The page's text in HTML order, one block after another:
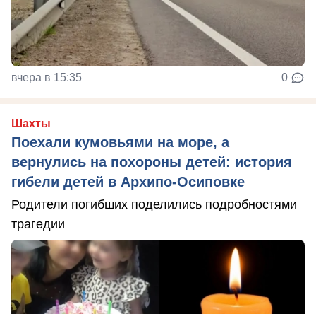
вчера в 15:35 0
Шахты
Поехали кумовьями на море, а
вернулись на похороны детей: история
гибели детей в Архипо-Осиповке
Родители погибших поделились подробностями
трагедии